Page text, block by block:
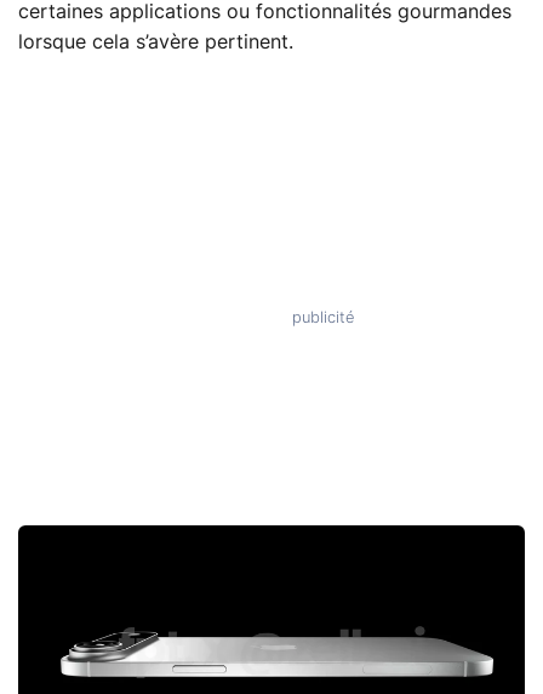
certaines applications ou fonctionnalités gourmandes
lorsque cela s’avère pertinent.